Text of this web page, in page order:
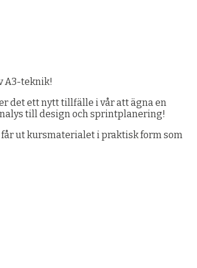
A3-teknik!
det ett nytt tillfälle i vår att ägna en
till design och sprintplanering!
ut kursmaterialet i praktisk form som